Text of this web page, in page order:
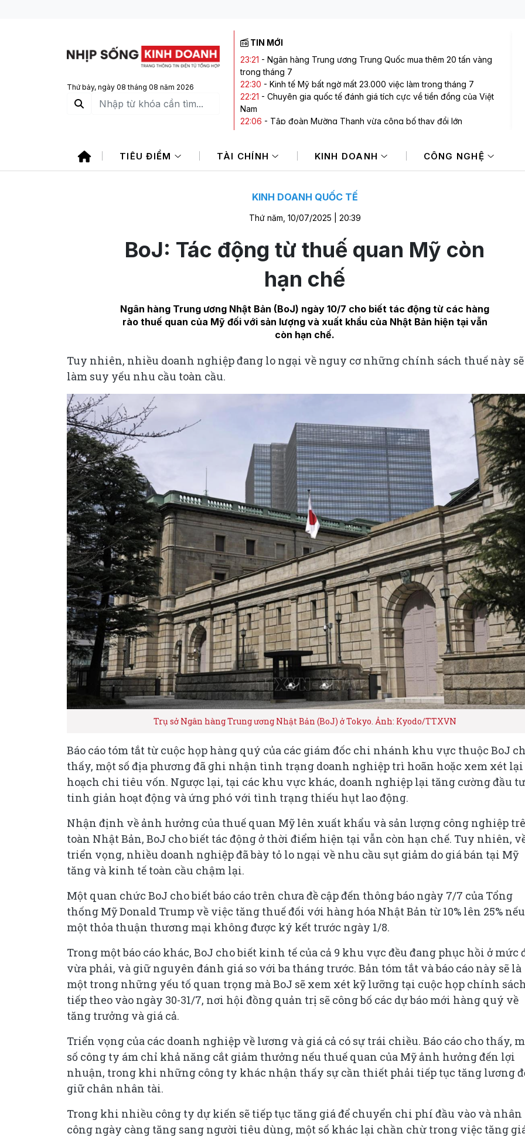
Thứ bảy, ngày 08 tháng 08 năm 2026
TIN MỚI
23:21 - Ngân hàng Trung ương Trung Quốc mua thêm 20 tấn vàng
trong tháng 7
22:30 - Kinh tế Mỹ bất ngờ mất 23.000 việc làm trong tháng 7
22:21 - Chuyên gia quốc tế đánh giá tích cực về tiền đồng của Việt
Nam
22:06 - Tập đoàn Mường Thanh vừa công bố thay đổi lớn
CTCK "xả" mã nào mạnh nhất?
TIÊU ĐIỂM TÀI CHÍNH KINH DOANH CÔNG NGHỆ
KINH DOANH QUỐC TẾ
Thứ năm, 10/07/2025 | 20:39
BoJ: Tác động từ thuế quan Mỹ còn
hạn chế
Ngân hàng Trung ương Nhật Bản (BoJ) ngày 10/7 cho biết tác động từ các hàng
rào thuế quan của Mỹ đối với sản lượng và xuất khẩu của Nhật Bản hiện tại vẫn
còn hạn chế.
Tuy nhiên, nhiều doanh nghiệp đang lo ngại về nguy cơ những chính sách thuế này sẽ
làm suy yếu nhu cầu toàn cầu.
Trụ sở Ngân hàng Trung ương Nhật Bản (BoJ) ở Tokyo. Ảnh: Kyodo/TTXVN
Báo cáo tóm tắt từ cuộc họp hàng quý của các giám đốc chi nhánh khu vực thuộc BoJ
thấy, một số địa phương đã ghi nhận tình trạng doanh nghiệp trì hoãn hoặc xem xét lại
hoạch chi tiêu vốn. Ngược lại, tại các khu vực khác, doanh nghiệp lại tăng cường đầu
tinh giản hoạt động và ứng phó với tình trạng thiếu hụt lao động.
Nhận định về ảnh hưởng của thuế quan Mỹ lên xuất khẩu và sản lượng công nghiệp
toàn Nhật Bản, BoJ cho biết tác động ở thời điểm hiện tại vẫn còn hạn chế. Tuy nhiên,
triển vọng, nhiều doanh nghiệp đã bày tỏ lo ngại về nhu cầu sụt giảm do giá bán tại Mỹ
tăng và kinh tế toàn cầu chậm lại.
Một quan chức BoJ cho biết báo cáo trên chưa đề cập đến thông báo ngày 7/7 của Tổng
thống Mỹ Donald Trump về việc tăng thuế đối với hàng hóa Nhật Bản từ 10% lên 25% nếu
một thỏa thuận thương mại không được ký kết trước ngày 1/8.
Trong một báo cáo khác, BoJ cho biết kinh tế của cả 9 khu vực đều đang phục hồi ở mức
vừa phải, và giữ nguyên đánh giá so với ba tháng trước. Bản tóm tắt và báo cáo này sẽ là
một trong những yếu tố quan trọng mà BoJ sẽ xem xét kỹ lưỡng tại cuộc họp chính
tiếp theo vào ngày 30-31/7, nơi hội đồng quản trị sẽ công bố các dự báo mới hàng quý về
tăng trưởng và giá cả.
Triển vọng của các doanh nghiệp về lương và giá cả có sự trái chiều. Báo cáo cho thấy,
số công ty ám chỉ khả năng cắt giảm thưởng nếu thuế quan của Mỹ ảnh hưởng đến lợi
nhuận, trong khi những công ty khác nhận thấy sự cần thiết phải tiếp tục tăng lương
giữ chân nhân tài.
Trong khi nhiều công ty dự kiến sẽ tiếp tục tăng giá để chuyển chi phí đầu vào và nhân
công ngày càng tăng sang người tiêu dùng, một số khác lại chần chừ trong việc tăng